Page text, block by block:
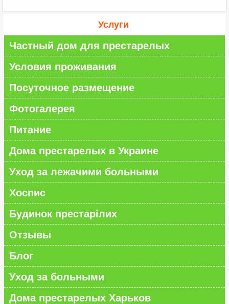
Услуги
Частный дом для престарелых
Условия проживания
Посуточное размещение
Фотогалерея
Питание
Дома престарелых в Украине
Уход за лежачими больными
Хоспис
Будинок престарілих
Отзывы
Блог
Уход за больными
Дома престарелых Харьков